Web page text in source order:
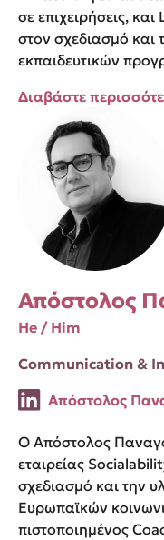
σε επιχειρήσεις,
στον σχεδιασμό και
εκπαιδευτικών
Διαβάστε
Απόστολος
He / Him
Communication &
Απόστολος
Ο Απόστολος
εταιρείας
σχεδιασμό και την
Ευρωπαϊκών
πιστοποιημένος